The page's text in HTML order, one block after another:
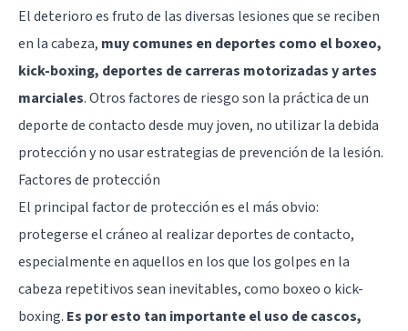
El deterioro es fruto de las diversas lesiones que se reciben
en la cabeza, muy comunes en deportes como el boxeo,
kick-boxing, deportes de carreras motorizadas y artes
marciales. Otros factores de riesgo son la práctica de un
deporte de contacto desde muy joven, no utilizar la debida
protección y no usar estrategias de prevención de la lesión.
Factores de protección
El principal factor de protección es el más obvio:
protegerse el cráneo al realizar deportes de contacto,
especialmente en aquellos en los que los golpes en la
cabeza repetitivos sean inevitables, como boxeo o kick-
boxing. Es por esto tan importante el uso de cascos,